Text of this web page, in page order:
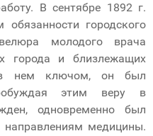
В сентябре 1892 г.
городского
молодого врача
города и близлежащих
в нем ключом, он был
этим веру в
одновременно был
медицины.